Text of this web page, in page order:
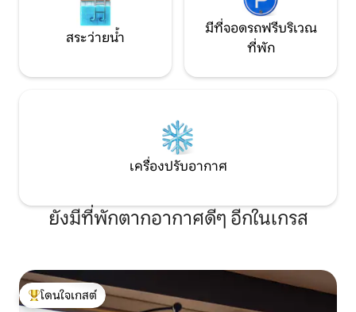
สระว่ายน้ำ
มีที่จอดรถฟรีบริเวณ
ที่พัก
เครื่องปรับอากาศ
ยังมีที่พักตากอากาศดีๆ อีกในเกรส
โดนใจเกสต์ที่สุด
โดนใจเกสต์